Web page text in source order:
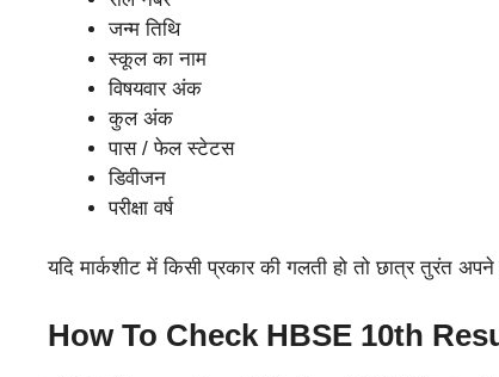
जन्म तिथि
स्कूल का नाम
विषयवार अंक
कुल अंक
पास / फेल स्टेटस
डिवीजन
परीक्षा वर्ष
यदि मार्कशीट में किसी प्रकार की गलती हो तो छात्र तुरंत
How To Check HBSE 10th